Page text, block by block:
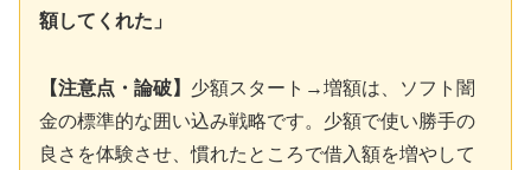
額してくれた」
【注意点・論破】 少額スタート→増額は、ソフト闇
金の標準的な囲い込み戦略です。少額で使い勝手の
良さを体験させ、慣れたところで借入額を増やして